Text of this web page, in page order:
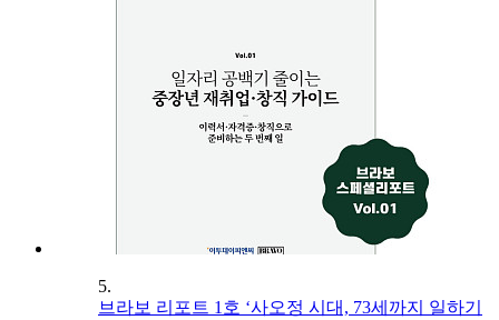
5.
브라보 리포트 1호 ‘사오정 시대, 73세까지 일하기